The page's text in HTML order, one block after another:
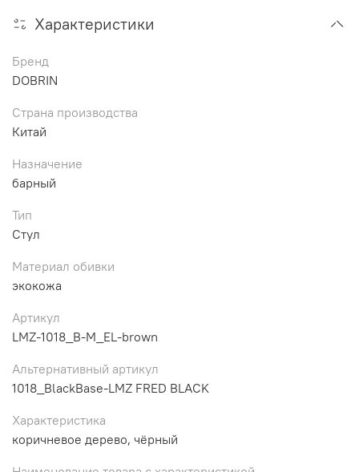
Характеристики
Бренд
DOBRIN
Страна производства
Китай
Назначение
барный
Тип
Стул
Материал обивки
экокожа
Артикул
LMZ-1018_B-M_EL-brown
Альтернативный артикул
1018_BlackBase-LMZ FRED BLACK
Характеристика
коричневое дерево, чёрный